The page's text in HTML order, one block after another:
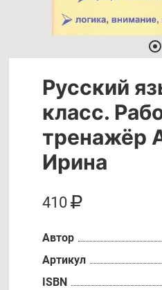
Русский
класс.
тренажёр
Ирина
410
Автор
Артикул
ISBN